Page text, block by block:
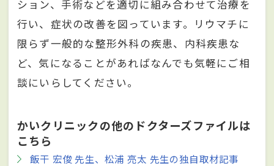
ション、手術などを適切に組み合わせて治療を
行い、症状の改善を図っています。リウマチに
限らず一般的な整形外科の疾患、内科疾患な
ど、気になることがあればなんでも気軽にご相
談にいらしてください。
かいクリニックの他のドクターズファイルは
こちら
飯干 宏俊 先生、松浦 亮太 先生の独自取材記事